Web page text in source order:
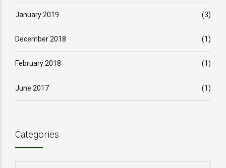
January 2019 (3)
December 2018 (1)
February 2018 (1)
June 2017 (1)
Categories